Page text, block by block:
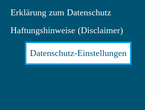
Erklärung zum Datenschutz
Haftungshinweise (Disclaimer)
Datenschutz-Einstellungen